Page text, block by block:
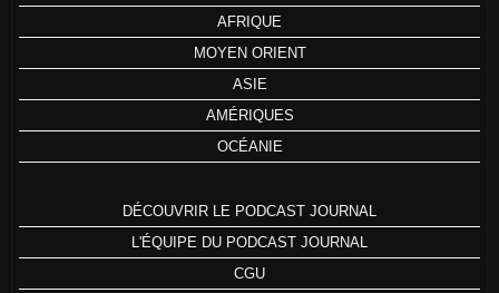
AFRIQUE
MOYEN ORIENT
ASIE
AMÉRIQUES
OCÉANIE
DÉCOUVRIR LE PODCAST JOURNAL
L'ÉQUIPE DU PODCAST JOURNAL
CGU